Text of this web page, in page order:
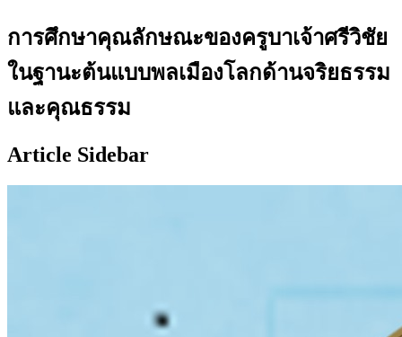
การศึกษาคุณลักษณะของครูบาเจ้าศรีวิชัย
ในฐานะต้นแบบพลเมืองโลกด้านจริยธรรม
และคุณธรรม
Article Sidebar